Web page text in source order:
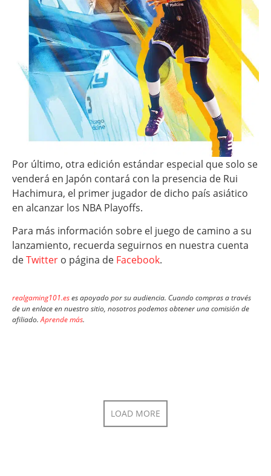
Por último, otra edición estándar especial que solo se
venderá en Japón contará con la presencia de Rui
Hachimura, el primer jugador de dicho país asiático
en alcanzar los NBA Playoffs.
Para más información sobre el juego de camino a su
lanzamiento, recuerda seguirnos en nuestra cuenta
deTwitter o página de Facebook.
realgaming101.eses apoyado por su audiencia. Cuando compras a través
de un enlace en nuestro sitio, nosotros podemos obtener una comisión de
afiliado.Aprende más.
LOAD MORE